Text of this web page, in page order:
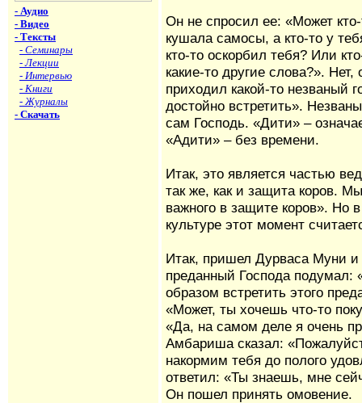
- Аудио
- Видео
- Тексты
- Семинары
- Лекции
- Интервью
- Книги
- Журналы
- Скачать
Он не спросил ее: «Может
кушала самосы, а кто-то у
кто-то оскорбил тебя? Или
какие-то другие слова?».
приходил какой-то незваный
достойно встретить».
сам Господь. «Дити» –
«Адити» – без времени.
Итак, это является частью
так же, как и защита коров.
важного в защите коров». Но
культуре этот момент
Итак, пришел Дурваса Муни
преданный Господа
образом встретить этого
«Может, ты хочешь что-то
«Да, на самом деле я очень
Амбариша сказал:
накормим тебя до полого
ответил: «Ты знаешь, мне
Он пошел принять омовение.